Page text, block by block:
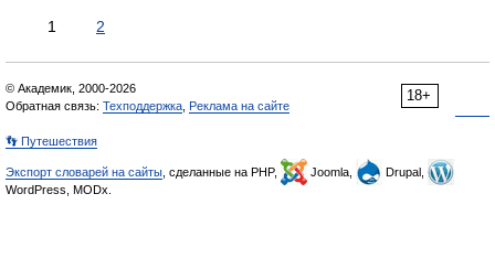
1 2
18+
© Академик, 2000-2026
Обратная связь: Техподдержка Реклама на сайте
👣 Путешествия
Экспорт словарей на сайты , сделанные на PHP, Joomla,
Drupal,
WordPress, MODx.